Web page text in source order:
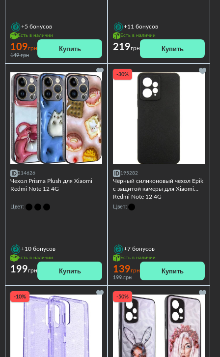
+5 бонусов
Есть в наличии
109грн
149 грн
Купить
+11 бонусов
Есть в наличии
219грн Купить
214626
Чехол Prisma Plush для Xiaomi
Redmi Note 12 4G
Цвет:
+10 бонусов
Есть в наличии
199грн Купить
-30%
195282
Чёрный силиконовый чехол Epik
с защитой камеры для Xiaomi
Redmi Note 12 4G
Цвет:
+7 бонусов
Есть в наличии
139грн
199 грн
Купить
-10% -50%